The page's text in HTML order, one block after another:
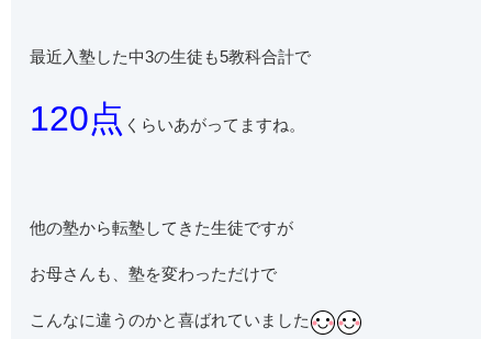
最近入塾した中3の生徒も5教科合計で
120点 くらいあがってますね。
他の塾から転塾してきた生徒ですが
お母さんも、塾を変わっただけで
こんなに違うのかと喜ばれていました